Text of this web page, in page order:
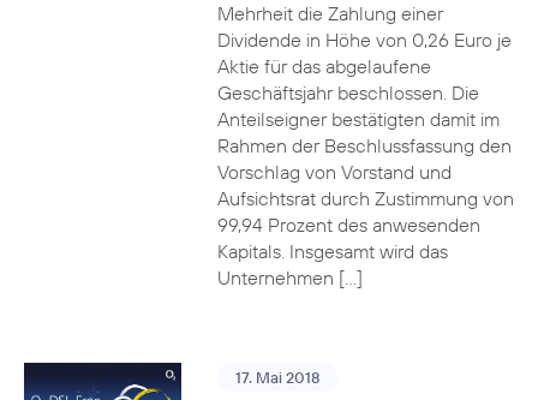
Mehrheit die Zahlung einer
Dividende in Höhe von 0,26 Euro je
Aktie für das abgelaufene
Geschäftsjahr beschlossen. Die
Anteilseigner bestätigten damit im
Rahmen der Beschlussfassung den
Vorschlag von Vorstand und
Aufsichtsrat durch Zustimmung von
99,94 Prozent des anwesenden
Kapitals. Insgesamt wird das
Unternehmen […]
17. Mai 2018